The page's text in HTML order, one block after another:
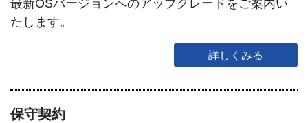
最新OSバージョンへのアップグレードをご案内い
たします。
詳しくみる
保守契約